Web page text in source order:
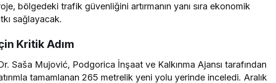
bölgedeki trafik güvenliğini artırmanın yanı sıra ekonomik
sağlayacak.
Kritik Adım
Saša Mujović, Podgorica İnşaat ve Kalkınma Ajansı tarafından
tamamlanan 265 metrelik yeni yolu yerinde inceledi. Aralık